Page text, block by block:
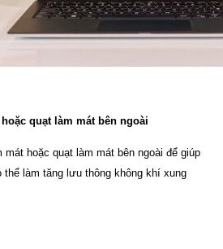
quạt làm mát bên ngoài
hoặc quạt làm mát bên ngoài để giúp
thể làm tăng lưu thông không khí xung